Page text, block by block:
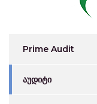
Prime Audit
აუდიტი